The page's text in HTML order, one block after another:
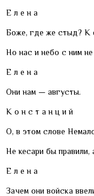
Е л е н а
Боже, где же стыд? К
Но нас и небо с ним не
Е л е н а
Они нам — августы.
К о н с т а н ц и й
О, в этом слове
Не кесари бы правили,
Е л е н а
Зачем они войска